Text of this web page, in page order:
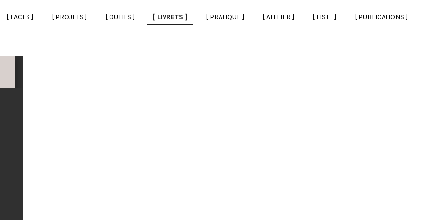
[ FACES ] [ PROJETS ] [ OUTILS ] [ LIVRETS ] [ PRATIQUE ] [ ATELIER ] [ LISTE ] [ PUBLICATIONS ]